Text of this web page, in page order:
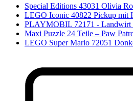
Special Editions 43031 Olivia
LEGO Iconic 40822 Pickup mit
PLAYMOBIL 72171 - Landwirt
Maxi Puzzle 24 Teile – Paw
LEGO Super Mario 72051